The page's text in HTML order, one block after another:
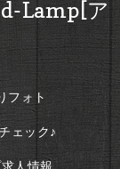
Lamp[ア
フォト
ェック♪